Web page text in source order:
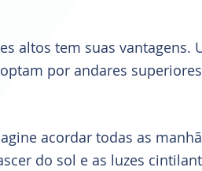
altos tem suas vantagens.
por andares
acordar todas as
do sol e as luzes